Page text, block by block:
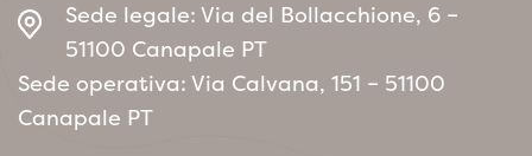
Sede legale: Via del Bollacchione, 6 –
51100 Canapale PT
Sede operativa: Via Calvana, 151 – 51100
Canapale PT